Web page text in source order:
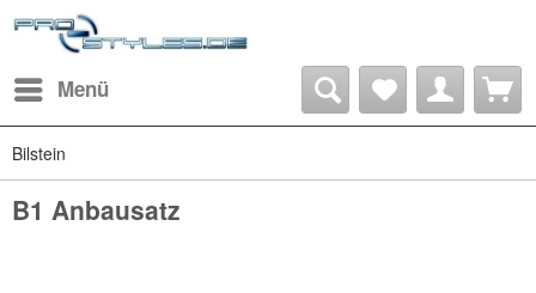
Menü
Bilstein
B1 Anbausatz